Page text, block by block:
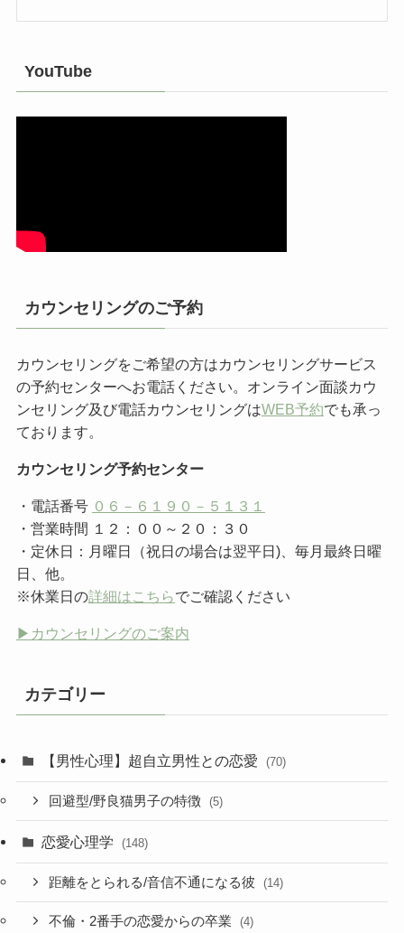
YouTube
カウンセリングのご予約
カウンセリングをご希望の方はカウンセリングサービス
の予約センターへお電話ください。オンライン面談カウ
ンセリング及び電話カウンセリングはWEB予約でも承っ
ております。
カウンセリング予約センター
・電話番号 ０６－６１９０－５１３１
・営業時間 １２：００～２０：３０
・定休日：月曜日（祝日の場合は翌平日)、毎月最終日曜
日、他。
※休業日の詳細はこちらでご確認ください
▶︎カウンセリングのご案内
カテゴリー
【男性心理】超自立男性との恋愛 (70)
回避型/野良猫男子の特徴 (5)
恋愛心理学 (148)
距離をとられる/音信不通になる彼 (14)
不倫・2番手の恋愛からの卒業 (4)